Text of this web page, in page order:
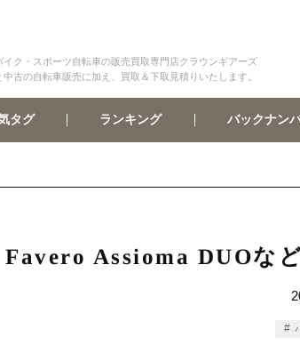
イク・スポーツ自転車の販売買取専門店クラウンギアーズ
中古の自転車販売に加え、買取＆下取見積りいたします。
タグ ランキング バックナン
Favero Assioma DUOな